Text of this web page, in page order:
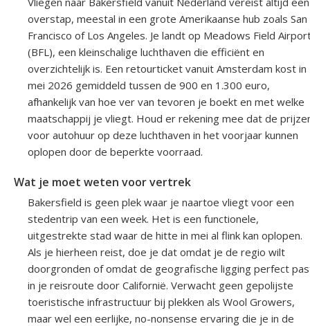
overstap, meestal in een grote Amerikaanse hub zoals San
Francisco of Los Angeles. Je landt op Meadows Field
(BFL), een kleinschalige luchthaven die efficiënt en
overzichtelijk is. Een retourticket vanuit Amsterdam kost in
mei 2026 gemiddeld tussen de 900 en 1.300 euro,
afhankelijk van hoe ver van tevoren je boekt en met welke
maatschappij je vliegt. Houd er rekening mee dat de
voor autohuur op deze luchthaven in het voorjaar kunnen
oplopen door de beperkte voorraad.
Wat je moet weten voor vertrek
Bakersfield is geen plek waar je naartoe vliegt voor een
stedentrip van een week. Het is een functionele,
uitgestrekte stad waar de hitte in mei al flink kan oplopen.
Als je hierheen reist, doe je dat omdat je de regio wilt
doorgronden of omdat de geografische ligging perfect
in je reisroute door Californië. Verwacht geen gepolijste
toeristische infrastructuur bij plekken als Wool Growers,
maar wel een eerlijke, no-nonsense ervaring die je in de